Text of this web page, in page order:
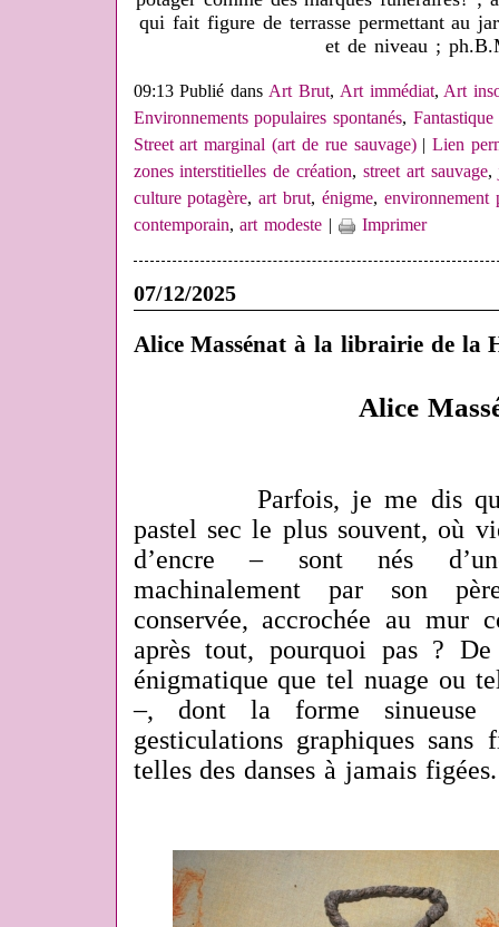
qui fait figure de terrasse permettant au
et de niveau ;
09:13 Publié dansArt Brut, Art immédiat,Art
Environnements populaires spontanés,
Street art marginal (art de rue sauvage)|Lien
zones interstitielles de création, street art sauvage,
culture potagère,art brut, énigme, environnement
contemporain,art modeste | Imprimer
07/12/2025
Alice Massénat à la librairie de la
Alice
Parfois, je me dis que
pastel sec le plus souvent, où
d’encre ‒ sont nés
machinalement par son
conservée, accrochée au mur
après tout, pourquoi pas ?
énigmatique que tel nuage ou
‒, dont la forme sinueuse
gesticulations graphiques
telles des danses à jamais figées.